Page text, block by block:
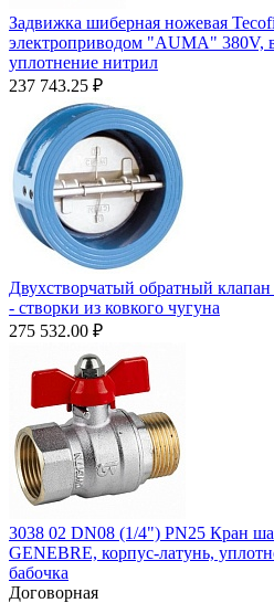
Задвижка шиберная ножевая
электроприводом "AUMA" 380V,
уплотнение нитрил
237 743.25 ₽
Двухстворчатый обратный
- створки из ковкого чугуна
275 532.00 ₽
3038 02 DN08 (1/4") PN25 Кран
GENEBRE, корпус-латунь,
бабочка
Договорная